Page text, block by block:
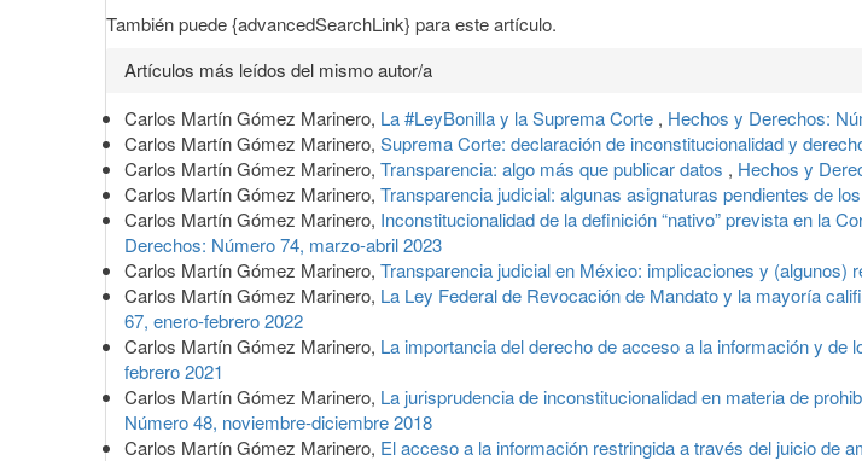
También puede {advancedSearchLink} para este artículo.
Artículos más leídos del mismo autor/a
Carlos Martín Gómez Marinero, La #LeyBonilla y la Suprema Corte , Hechos y Derechos:
Carlos Martín Gómez Marinero, Suprema Corte: declaración de inconstitucionalidad y
Carlos Martín Gómez Marinero, Transparencia: algo más que publicar datos , Hechos y
Carlos Martín Gómez Marinero, Transparencia judicial: algunas asignaturas pendientes de
Carlos Martín Gómez Marinero, Inconstitucionalidad de la definición “nativo” prevista en la
Derechos: Número 74, marzo-abril 2023
Carlos Martín Gómez Marinero, Transparencia judicial en México: implicaciones y (algunos)
Carlos Martín Gómez Marinero, La Ley Federal de Revocación de Mandato y la mayoría
67, enero-febrero 2022
Carlos Martín Gómez Marinero, La importancia del derecho de acceso a la información y de
febrero 2021
Carlos Martín Gómez Marinero, La jurisprudencia de inconstitucionalidad en materia de
Número 48, noviembre-diciembre 2018
Carlos Martín Gómez Marinero, El acceso a la información restringida a través del juicio de